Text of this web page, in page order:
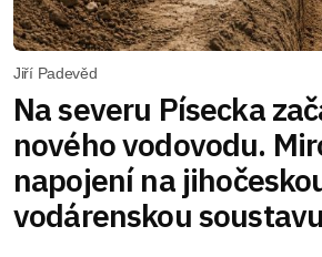
Jiří Padevěd
Na severu Písecka
nového vodovodu.
napojení na
vodárenskou soustavu